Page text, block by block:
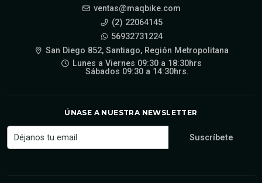
ventas@maqbike.com
(2) 22064145
56932731224
San Diego 852, Santiago, Región Metropolitana
Lunes a Viernes 09:30 a 18:30hrs
Sábados 09:30 a 14:30hrs.
ÚNASE A NUESTRA NEWSLETTER